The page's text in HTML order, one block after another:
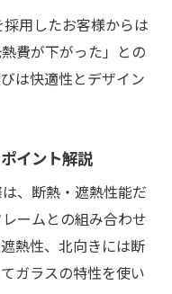
性と美観のバラン
採用したお客様からは
費が下がった」との
は快適性とデザイン
イント解説
、断熱・遮熱性能だ
ームとの組み合わせ
熱性、北向きには断
ガラスの特性を使い